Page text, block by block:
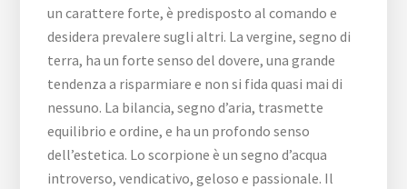
un carattere forte, è predisposto al comando e
desidera prevalere sugli altri. La vergine, segno di
terra, ha un forte senso del dovere, una grande
tendenza a risparmiare e non si fida quasi mai di
nessuno. La bilancia, segno d’aria, trasmette
equilibrio e ordine, e ha un profondo senso
dell’estetica. Lo scorpione è un segno d’acqua
introverso, vendicativo, geloso e passionale. Il